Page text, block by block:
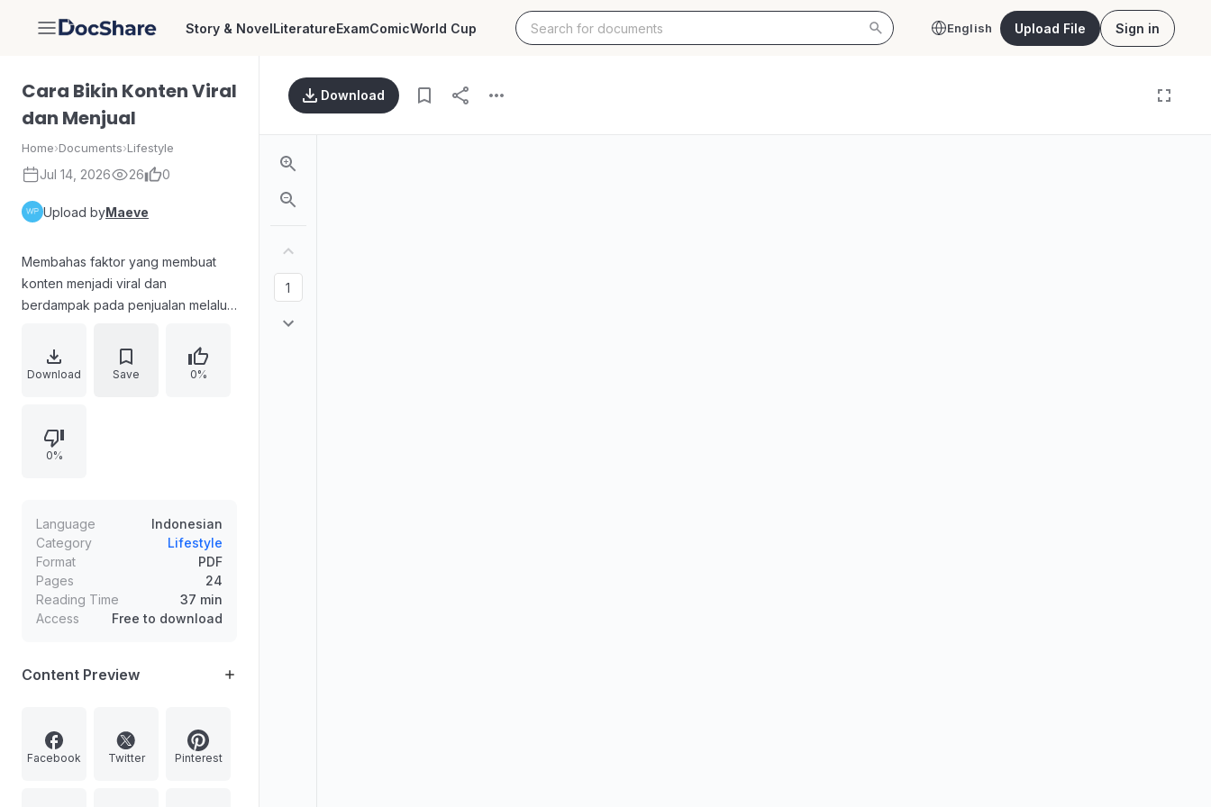
DocShare Story & NovelLiteratureExamComicWorld Cup English Upload File Sign in
Cara Bikin Konten Viral
dan Menjual
Home›Documents›Lifestyle
Jul 14, 2026 26 0
Upload byMaeve
Membahas faktor yang membuat
konten menjadi viral dan
berdampak pada penjualan melalui
mengangkat cheesesteak
bernuansa street food menjadi
luas hingga menarik media dan
selebritas. Inti yang dipelajari adalah
membuat audiens merasa istimewa
melalui pemancing emosi yang
relevan.
Download Save 0%
0%
Language
Indonesian
Category
Lifestyle
Format
PDF
Pages
24
Reading Time
37 min
Access
Free to download
Content Preview
Facebook Twitter Pinterest
Download